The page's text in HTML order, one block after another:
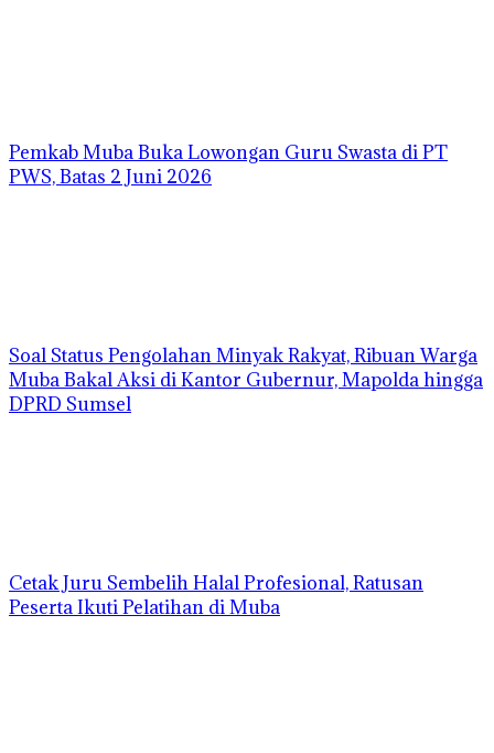
Pemkab Muba Buka Lowongan Guru Swasta di PT
PWS, Batas 2 Juni 2026
Soal Status Pengolahan Minyak Rakyat, Ribuan Warga
Muba Bakal Aksi di Kantor Gubernur, Mapolda hingga
DPRD Sumsel
Cetak Juru Sembelih Halal Profesional, Ratusan
Peserta Ikuti Pelatihan di Muba